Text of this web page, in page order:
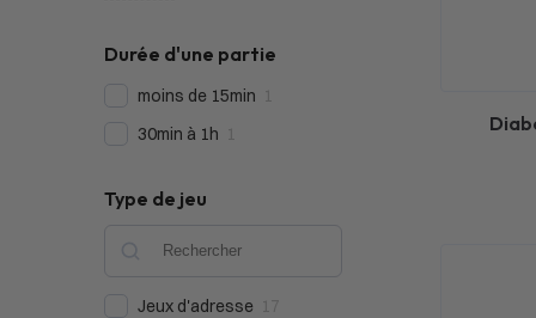
Durée d'une partie
moins de 15min
30min à 1h
Type de jeu
Jeux d'adresse